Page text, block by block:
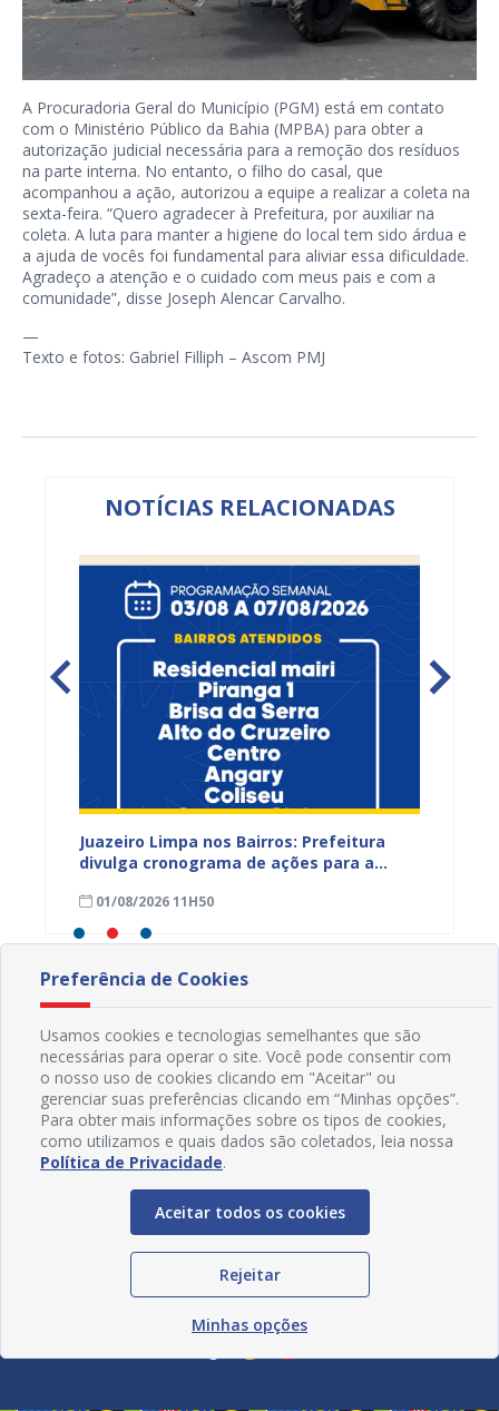
A Procuradoria Geral do Município (PGM) está em contato
com o Ministério Público da Bahia (MPBA) para obter a
autorização judicial necessária para a remoção dos resíduos
na parte interna. No entanto, o filho do casal, que
acompanhou a ação, autorizou a equipe a realizar a coleta na
sexta-feira. “Quero agradecer à Prefeitura, por auxiliar na
coleta. A luta para manter a higiene do local tem sido árdua e
a ajuda de vocês foi fundamental para aliviar essa dificuldade.
Agradeço a atenção e o cuidado com meus pais e com a
comunidade”, disse Joseph Alencar Carvalho.
—
Texto e fotos: Gabriel Filliph – Ascom PMJ
NOTÍCIAS RELACIONADAS
Juazeiro Limpa nos Bairros: Prefeitura
divulga cronograma de ações para a
01/08/2026 11H50
Redes Sociais
Preferência de Cookies
Usamos cookies e tecnologias semelhantes que são
necessárias para operar o site. Você pode consentir com
o nosso uso de cookies clicando em "Aceitar" ou
gerenciar suas preferências clicando em “Minhas opções”.
Para obter mais informações sobre os tipos de cookies,
como utilizamos e quais dados são coletados, leia nossa
Política de Privacidade.
Aceitar todos os cookies
Rejeitar
Minhas opções